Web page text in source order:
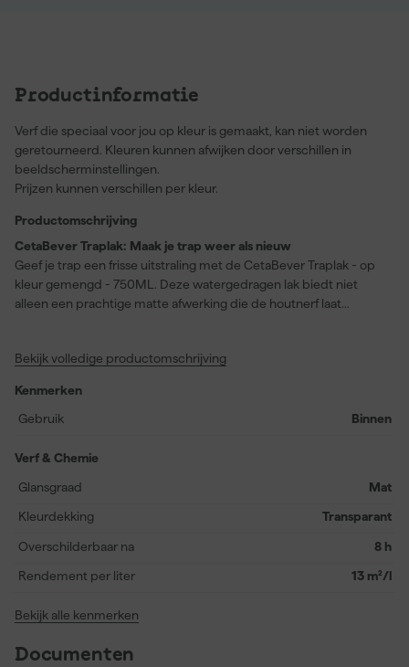
Productinformatie
Verf die speciaal voor jou op kleur is gemaakt, kan niet worden
geretourneerd. Kleuren kunnen afwijken door verschillen in
beeldscherminstellingen.
Prijzen kunnen verschillen per kleur.
Productomschrijving
CetaBever Traplak: Maak je trap weer als nieuw
Geef je trap een frisse uitstraling met de CetaBever Traplak - op
kleur gemengd - 750ML. Deze watergedragen lak biedt niet
alleen een prachtige matte afwerking die de houtnerf laat
binnengebruik, kun je met de 750 milliliter ook de meest
mengverf pas je de kleur eenvoudig aan op jouw smaak. Met
deze traplak kies je voor kwaliteit waar je elke dag van geniet. Een
heeft.
Bekijk volledige productomschrijving
Kenmerken
Gebruik
Binnen
Verf & Chemie
Glansgraad
Mat
Kleurdekking Transparant
Overschilderbaar na 8 h
Rendement per liter 13 m²/l
Bekijk alle kenmerken
Documenten